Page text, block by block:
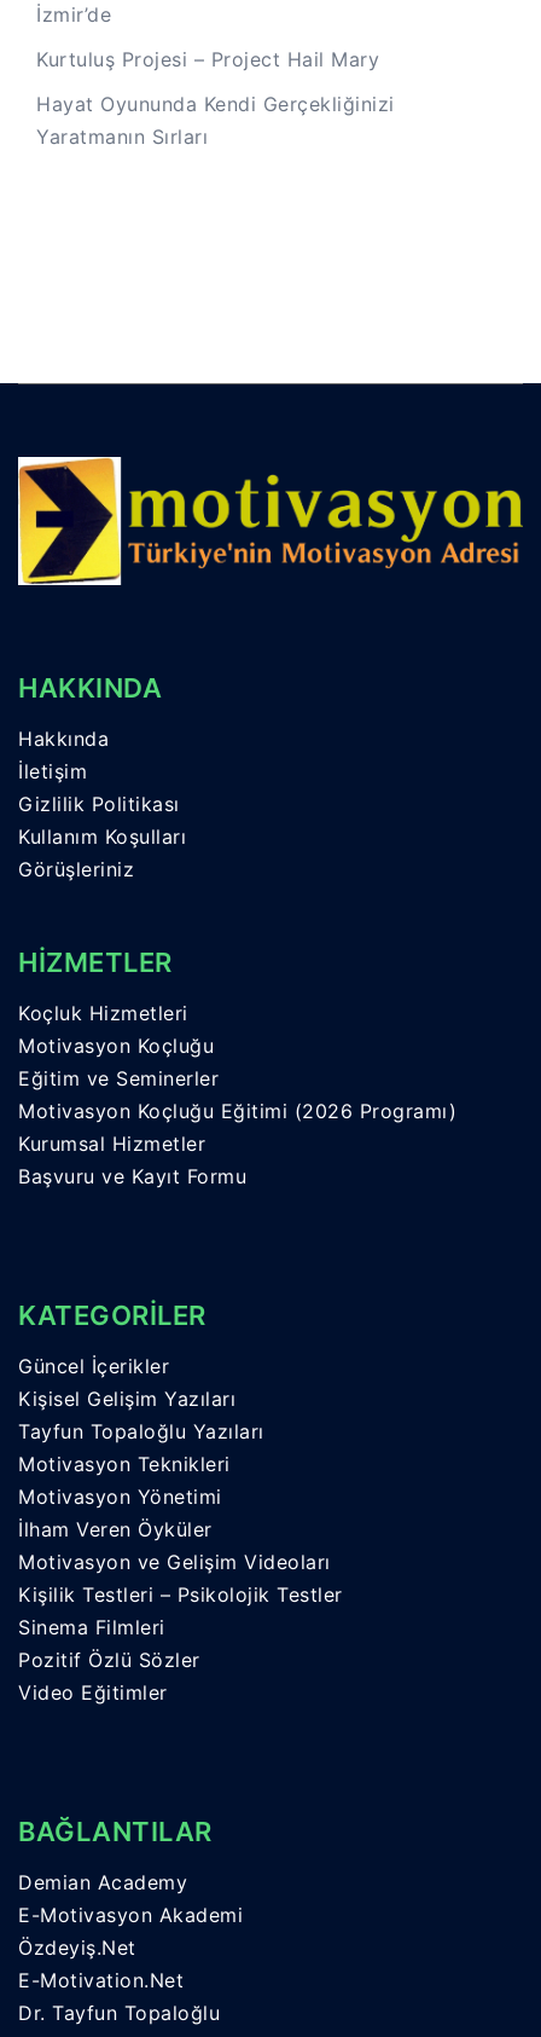
İzmir’de
Kurtuluş Projesi – Project Hail Mary
Hayat Oyununda Kendi Gerçekliğinizi
Yaratmanın Sırları
HAKKINDA
Hakkında
İletişim
Gizlilik Politikası
Kullanım Koşulları
Görüşleriniz
HİZMETLER
Koçluk Hizmetleri
Motivasyon Koçluğu
Eğitim ve Seminerler
Motivasyon Koçluğu Eğitimi (2026 Programı)
Kurumsal Hizmetler
Başvuru ve Kayıt Formu
KATEGORİLER
Güncel İçerikler
Kişisel Gelişim Yazıları
Tayfun Topaloğlu Yazıları
Motivasyon Teknikleri
Motivasyon Yönetimi
İlham Veren Öyküler
Motivasyon ve Gelişim Videoları
Kişilik Testleri – Psikolojik Testler
Sinema Filmleri
Pozitif Özlü Sözler
Video Eğitimler
BAĞLANTILAR
Demian Academy
E-Motivasyon Akademi
Özdeyiş.Net
E-Motivation.Net
Dr. Tayfun Topaloğlu